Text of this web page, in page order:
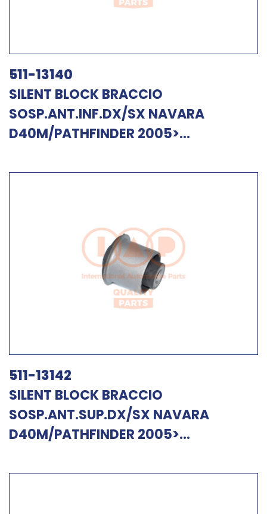
511-13140
SILENT BLOCK BRACCIO
SOSP.ANT.INF.DX/SX NAVARA
D40M/PATHFINDER 2005>...
511-13142
SILENT BLOCK BRACCIO
SOSP.ANT.SUP.DX/SX NAVARA
D40M/PATHFINDER 2005>...